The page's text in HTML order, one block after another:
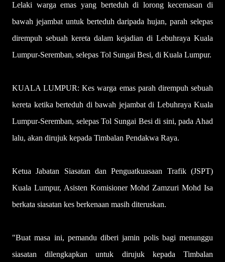
Lelaki warga emas yang berteduh di lorong kecemasan di
bawah jejambat untuk berteduh daripada hujan, parah selepas
dirempuh sebuah kereta dalam kejadian di Lebuhraya Kuala
Lumpur-Seremban, selepas Tol Sungai Besi, di Kuala Lumpur.
KUALA LUMPUR: Kes warga emas parah dirempuh sebuah
kereta ketika berteduh di bawah jejambat di Lebuhraya Kuala
Lumpur-Seremban, selepas Tol Sungai Besi di sini, pada Ahad
lalu, akan dirujuk kepada Timbalan Pendakwa Raya.
Ketua Jabatan Siasatan dan Penguatkuasaan Trafik (JSPT)
Kuala Lumpur, Asisten Komisioner Mohd Zamzuri Mohd Isa
berkata siasatan kes berkenaan masih diteruskan.
"Buat masa ini, pemandu diberi jamin polis bagi menunggu
siasatan dilengkapkan untuk dirujuk kepada Timbalan